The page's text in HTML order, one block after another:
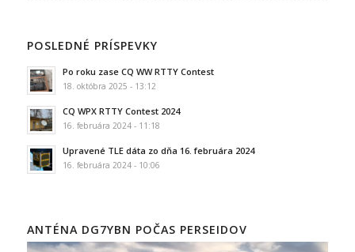
POSLEDNÉ PRÍSPEVKY
Po roku zase CQ WW RTTY Contest
18. októbra 2025 - 13:12
CQ WPX RTTY Contest 2024
16. februára 2024 - 11:18
Upravené TLE dáta zo dňa 16. februára 2024
16. februára 2024 - 10:06
ANTÉNA DG7YBN POČAS PERSEIDOV